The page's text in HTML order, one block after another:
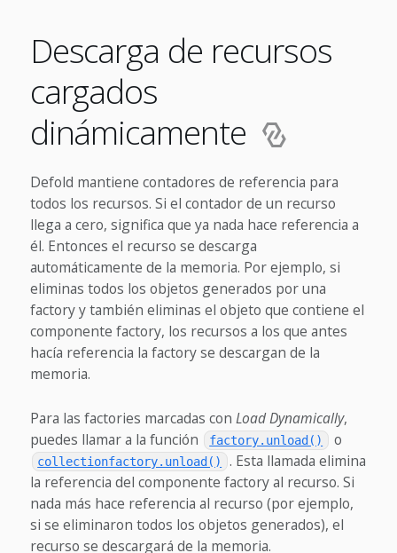
Descarga de recursos
cargados
dinámicamente
Defold mantiene contadores de referencia para
todos los recursos. Si el contador de un recurso
llega a cero, significa que ya nada hace referencia a
él. Entonces el recurso se descarga
automáticamente de la memoria. Por ejemplo, si
eliminas todos los objetos generados por una
factory y también eliminas el objeto que contiene el
componente factory, los recursos a los que antes
hacía referencia la factory se descargan de la
memoria.
Para las factories marcadas con Load Dynamically,
puedes llamar a la función
factory.unload() o
collectionfactory.unload()
. Esta llamada elimina
la referencia del componente factory al recurso. Si
nada más hace referencia al recurso (por ejemplo,
si se eliminaron todos los objetos generados), el
recurso se descargará de la memoria.